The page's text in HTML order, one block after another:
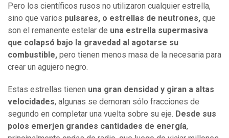
Pero los científicos rusos no utilizaron cualquier estrella,
sino que varios pulsares, o estrellas de neutrones, que
son el remanente estelar de una estrella supermasiva
que colapsó bajo la gravedad al agotarse su
combustible, pero tienen menos masa de la necesaria para
crear un agujero negro.
Estas estrellas tienen una gran densidad y giran a altas
velocidades, algunas se demoran sólo fracciones de
segundo en completar una vuelta sobre su eje. Desde sus
polos emerjen grandes cantidades de energía,